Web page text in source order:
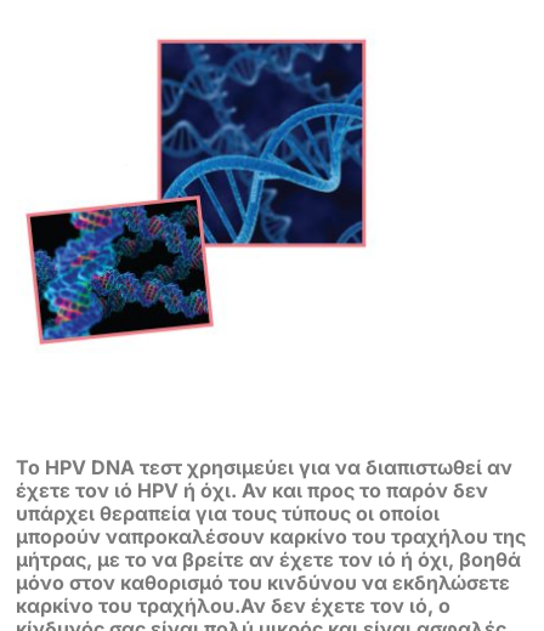
Το HPV DNA τεστ χρησιμεύει για να διαπιστωθεί αν
έχετε τον ιό HPV ή όχι. Αν και προς το παρόν δεν
υπάρχει θεραπεία για τους τύπους οι οποίοι
μπορούν ναπροκαλέσουν καρκίνο του τραχήλου της
μήτρας, με το να βρείτε αν έχετε τον ιό ήόχι, βοηθά
μόνο στον καθορισμό του κινδύνου να εκδηλώσετε
καρκίνο τουτραχήλου.Αν δεν έχετε τον ιό, ο